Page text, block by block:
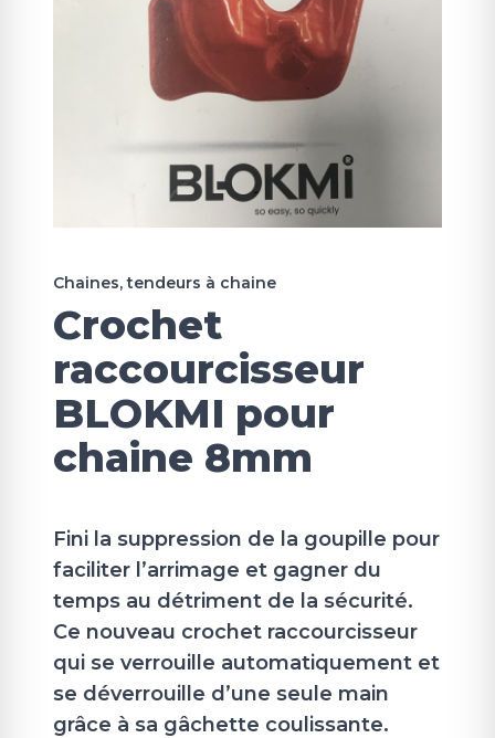
Chaines, tendeurs à chaine
Crochet
raccourcisseur
BLOKMI pour
chaine 8mm
Fini la suppression de la goupille pour
faciliter l’arrimage et gagner du
temps au détriment de la sécurité.
Ce nouveau crochet raccourcisseur
qui se verrouille automatiquement et
se déverrouille d’une seule main
grâce à sa gâchette coulissante.